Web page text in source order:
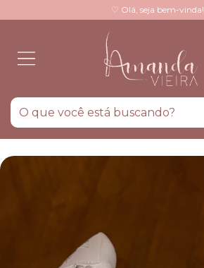
♡ Olá, seja bem-vinda!